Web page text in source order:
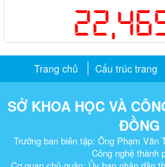
Trang chủ Cấu trúc trang
SỞ KHOA HỌC VÀ
ĐỒNG
Trưởng ban biên tập: Ông Phạm Văn
Công nghệ thành